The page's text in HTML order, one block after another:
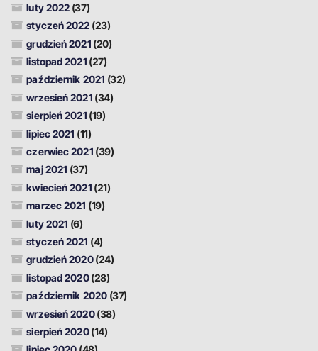
luty 2022 (37)
styczeń 2022 (23)
grudzień 2021 (20)
listopad 2021 (27)
październik 2021 (32)
wrzesień 2021 (34)
sierpień 2021 (19)
lipiec 2021 (11)
czerwiec 2021 (39)
maj 2021 (37)
kwiecień 2021 (21)
marzec 2021 (19)
luty 2021 (6)
styczeń 2021 (4)
grudzień 2020(24)
listopad 2020(28)
październik 2020(37)
wrzesień 2020(38)
sierpień 2020(14)